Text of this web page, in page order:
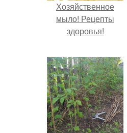
Хозяйственное
мыло! Рецепты
здоровья!